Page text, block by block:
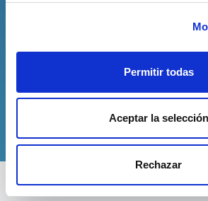
Permitir todas
Aceptar la selección
Rechazar
He leído la política de
acepto recibir publicidad o
promocional de GIROMÈDIC.